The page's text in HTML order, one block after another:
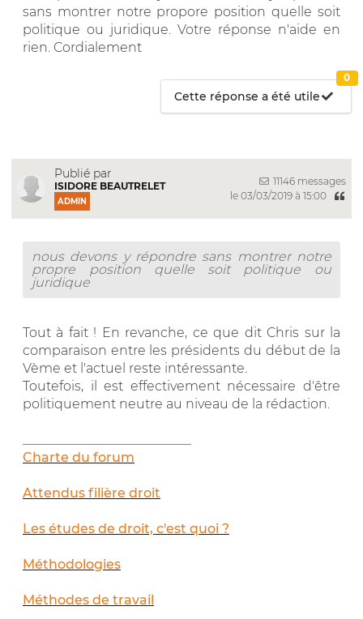
sans montrer notre propore position quelle soit
politique ou juridique. Votre réponse n'aide en
rien. Cordialement
Cette réponse a été utile
0
Publié par
ISIDORE BEAUTRELET
ADMIN
11146 messages
le 03/03/2019 à 15:00
nous devons y répondre sans montrer notre
propre position quelle soit politique ou
juridique
Tout à fait ! En revanche, ce que dit Chris sur la
comparaison entre les présidents du début de la
Vème et l'actuel reste intéressante.
Toutefois, il est effectivement nécessaire d'être
politiquement neutre au niveau de la rédaction.
Charte du forum
Attendus filière droit
Les études de droit, c'est quoi ?
Méthodologies
Méthodes de travail